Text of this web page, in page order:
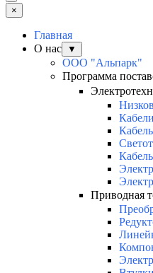
×
Главная
О нас
▼
ООО "Альпарк"
Программа
Приводная